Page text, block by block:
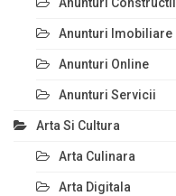
Anunturi Imobiliare
Anunturi Online
Anunturi Servicii
Arta Si Cultura
Arta Culinara
Arta Digitala